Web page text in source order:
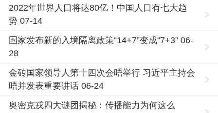
2022年世界人口将达80亿！中国人口有七大趋
势 07-14
国家发布新的入境隔离政策“14+7”变成“7+3” 06-
28
金砖国家领导人第十四次会晤举行 习近平主持会
晤并发表重要讲话 06-24
奥密克戎四大谜团揭秘：传播能力为何这么